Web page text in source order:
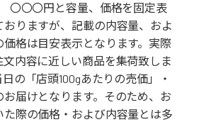
〇〇〇円と容量、価格を固定表
りますが、記載の内容量、およ
格は目安表示となります。実際
内容に近しい商品を集荷致しま
の「店頭100gあたりの売価」・
お届けとなります。そのため、お
際の価格・および内容量とは多